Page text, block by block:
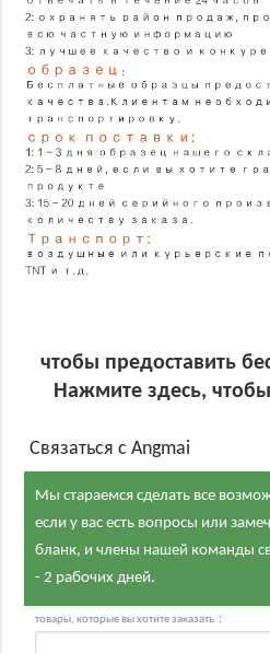
чтобы предоставить
Нажмите здесь, чтобы
Связаться с Angmai
Мы стараемся сделать все
если у вас есть вопросы или
бланк, и члены нашей команды
- 2 рабочих дней.
товары, которые вы хотите заказать：